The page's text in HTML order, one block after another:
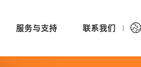
服务与支持 联系我们